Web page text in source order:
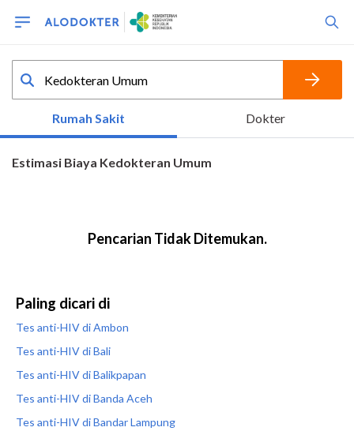
Paling dicari di
Tes anti-HIV di Ambon
Tes anti-HIV di Bali
Tes anti-HIV di Balikpapan
Tes anti-HIV di Banda Aceh
Tes anti-HIV di Bandar Lampung